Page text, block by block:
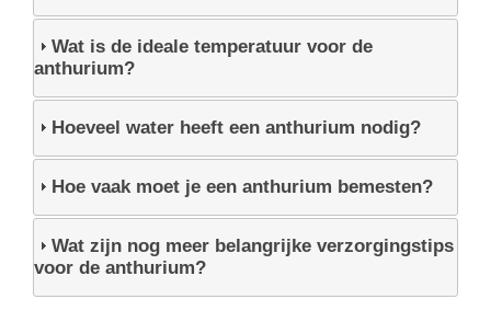
Wat is de ideale temperatuur voor de
anthurium?
Hoeveel water heeft een anthurium nodig?
Hoe vaak moet je een anthurium bemesten?
Wat zijn nog meer belangrijke verzorgingstips
voor de anthurium?